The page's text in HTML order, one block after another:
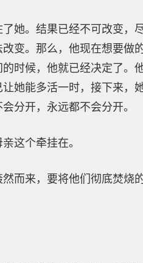
她。结果已经不可改变，
变。那么，他现在想要做
时候，他就已经决定了。
她能多活一时，接下来，
分开，永远都不会分开。
这个牵挂在。
而来，要将他们彻底焚烧